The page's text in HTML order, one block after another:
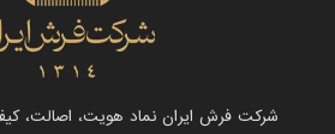
شرکت فرش ایران نماد هویت، اصالت،